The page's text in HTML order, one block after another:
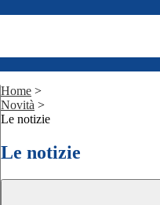
Home >
Novità >
Le notizie
Le notizie